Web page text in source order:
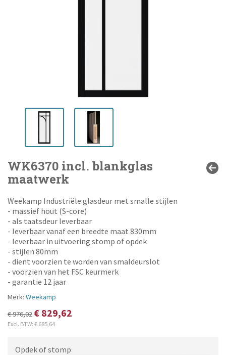
WK6370 incl. blankglas
maatwerk
Weekamp Industriële glasdeur met smalle stijlen
- massief hout (S-core)
- als taatsdeur leverbaar
- leverbaar vanaf een breedte maat 830mm
- leverbaar in uitvoering stomp of opdek
- stijlen 80mm
- dient voorzien te worden van smaldeurslot
- voorzien van het FSC keurmerk
- garantie 12 jaar
Merk: Weekamp
€ 976,02 € 829,62
Excl. BTW: € 685,64
Opdek of stomp